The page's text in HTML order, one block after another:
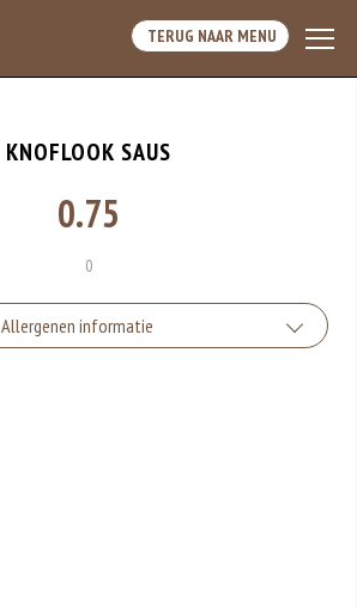
TERUG NAAR MENU
KNOFLOOK SAUS
0.75
0
Allergenen informatie